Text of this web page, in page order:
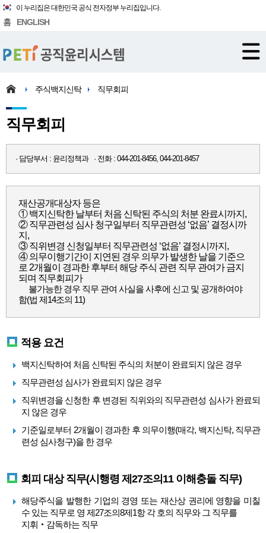
이 누리집은 대한민국 공식 전자정부 누리집입니다.
홈 ENGLISH
주식백지신탁 직무회피
직무회피
· 담당부서 : 윤리정책과 · 전화 : 044-201-8456, 044-201-8457
재산공개대상자 등은
① 백지신탁한 날부터 처음 신탁된 주식의 처분 완료시까지,
② 직무관련성 심사 청구일부터 직무관련성 ‘없음’ 결정시까
지,
③ 직위변경 신청일부터 직무관련성 ‘없음’ 결정시까지,
④ 의무이행기간이 지연된 경우 의무가 발생한 날을 기준으
로 2개월이 경과한 후부터 해당 주식 관련 직무 관여가 금지
되며 직무회피가
불가능한 경우 직무 관여 사실을 사후에 신고 및 공개하여야
함(법 제14조의 11)
적용 요건
백지신탁하여 처음 신탁된 주식의 처분이 완료되지 않은 경우
직무관련성 심사가 완료되지 않은 경우
직위변경을 신청한 후 변경된 직위와의 직무관련성 심사가 완료되
지 않은 경우
기준일로부터 2개월이 경과한 후 의무이행(매각, 백지신탁, 직무관
련성 심사청구)을 한 경우
회피 대상 직무(시행령 제27조의11 이해충돌 직무)
해당주식을 발행한 기업의 경영 또는 재산상 권리에 영향을 미칠
수 있는 직무로 영 제27조의8제1항 각 호의 직무와 그 직무를
지휘‧감독하는 직무